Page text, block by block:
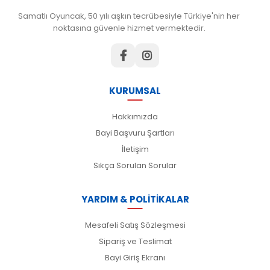
Samatlı Oyuncak, 50 yılı aşkın tecrübesiyle Türkiye'nin her
noktasına güvenle hizmet vermektedir.
KURUMSAL
Hakkımızda
Bayi Başvuru Şartları
İletişim
Sıkça Sorulan Sorular
YARDIM & POLİTİKALAR
Mesafeli Satış Sözleşmesi
Sipariş ve Teslimat
Bayi Giriş Ekranı